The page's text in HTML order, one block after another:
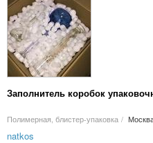
Заполнитель коробок
Полимерная, блистер-упаковка /
natkos